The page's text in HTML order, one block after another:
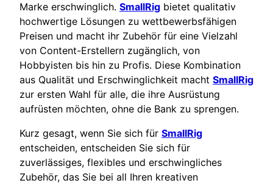
Marke erschwinglich. SmallRig bietet qualitativ
hochwertige Lösungen zu wettbewerbsfähigen
Preisen und macht ihr Zubehör für eine Vielzahl
von Content-Erstellern zugänglich, von
Hobbyisten bis hin zu Profis. Diese Kombination
aus Qualität und Erschwinglichkeit macht SmallRig
zur ersten Wahl für alle, die ihre Ausrüstung
aufrüsten möchten, ohne die Bank zu sprengen.
Kurz gesagt, wenn Sie sich für SmallRig
entscheiden, entscheiden Sie sich für
zuverlässiges, flexibles und erschwingliches
Zubehör, das Sie bei all Ihren kreativen